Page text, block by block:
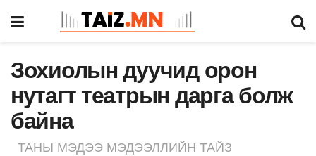
Зохиолын дуучид орон
нутагт театрын дарга болж
байна
ТАНЫ МЭДЭЭ МЭДЭЭЛЛИЙН ТАЙЗ